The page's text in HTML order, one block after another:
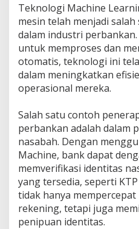
Teknologi Machine
mesin telah menjadi
dalam industri
untuk memproses dan
otomatis, teknologi ini
dalam meningkatkan
operasional mereka.
Salah satu contoh
perbankan adalah dalam
nasabah. Dengan
Machine, bank dapat
memverifikasi identitas
yang tersedia, seperti
tidak hanya
rekening, tetapi juga
penipuan identitas.